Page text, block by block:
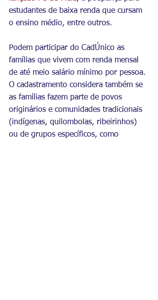
estudantes de baixa renda que cursam
o ensino médio, entre outros.
Podem participar do CadÚnico as
famílias que vivem com renda mensal
de até meio salário mínimo por pessoa.
O cadastramento considera também se
as famílias fazem parte de povos
originários e comunidades tradicionais
(indígenas, quilombolas, ribeirinhos)
ou de grupos específicos, como